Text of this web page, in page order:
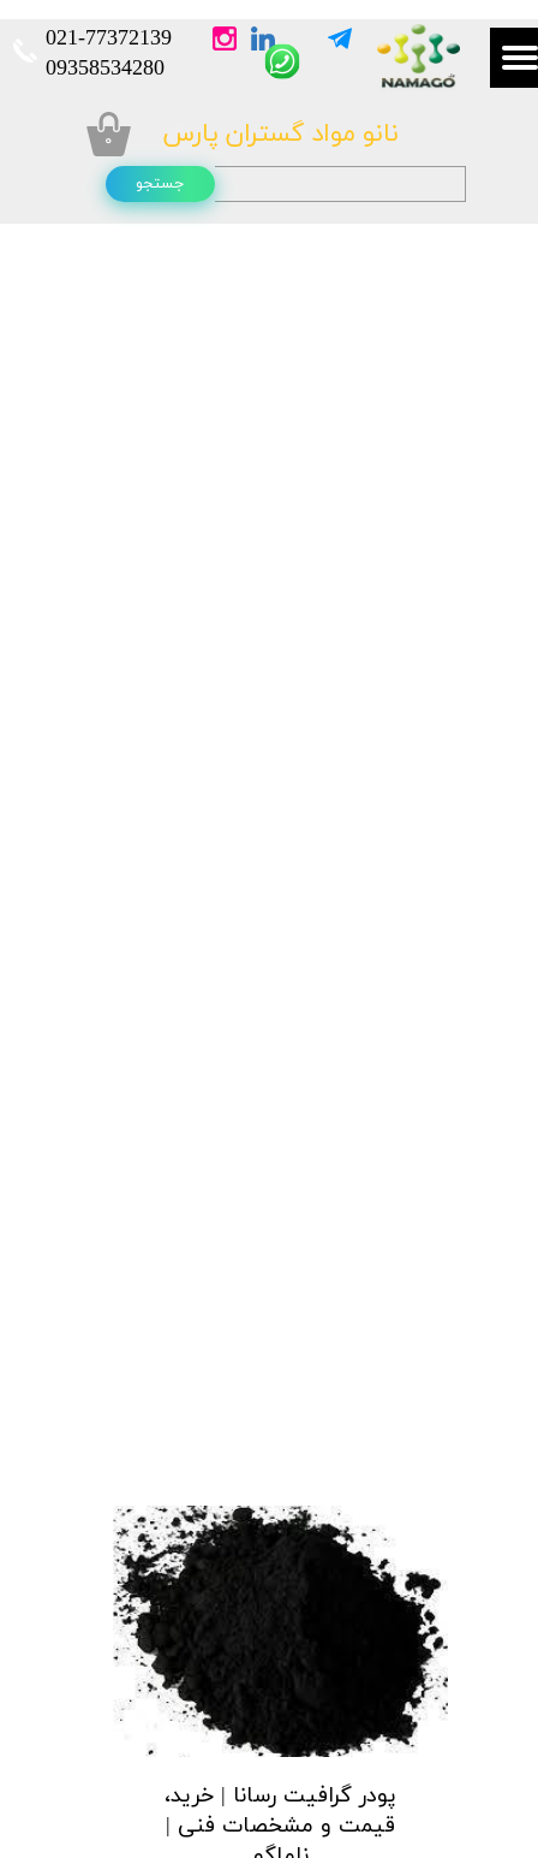
نانو مواد گستران پارس
021-77372139​​​​​​​
​​​​​​​09358534280
جستجو
۰
پودر گرافیت رسانا | خرید،
قیمت و مشخصات فنی |